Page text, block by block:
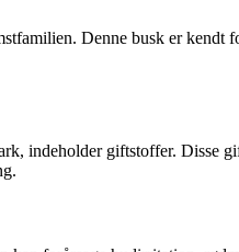
Denne busk er kendt
indeholder giftstoffer.